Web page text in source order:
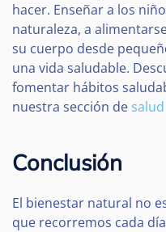
hacer. Enseñar a los
naturaleza, a
su cuerpo desde
una vida saludable.
fomentar hábitos
nuestra sección de
Conclusión
El bienestar natural no
que recorremos cada